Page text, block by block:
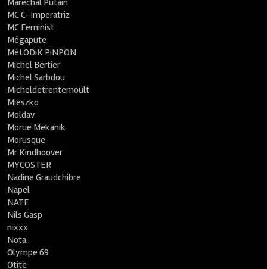
Maréchal Putain
MC C-Imperatriz
MC Feminist
Mégapute
MéLODiK PiNPON
Michel Bertier
Michel Sarbdou
Micheldetrentemoult
Mieszko
Moldav
Morue Mekanik
Morusque
Mr Kindhoover
MYCOSTER
Nadine Graudchibre
Napel
NATE
Nils Gasp
nixxx
Nota
Olympe 69
Otite